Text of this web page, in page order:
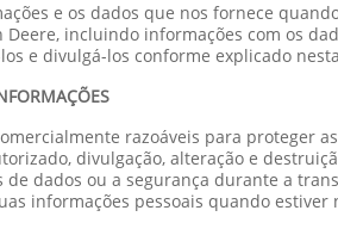
e os dados que nos fornece
Deere, incluindo informações com os
e divulgá-los conforme explicado
razoáveis para proteger
divulgação, alteração e
dados ou a segurança durante a
informações pessoais quando estiver